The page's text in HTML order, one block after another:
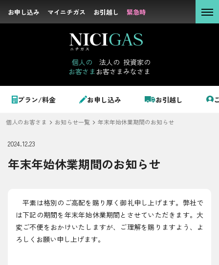
お申し込み マイニチガス お引越し 緊急時
個人の
お客さま
法人の
お客さま
投資家の
みなさま
プラン/料金 お申し込み お引越し
お申し込み マイニチガス お引越し 緊急時
個人のお客さま
でガ割のご案内
お申し込み一覧
お客さま
みなさま
企業情報
採用情報
個人のお客さま お知らせ一覧 年末年始休業期間のお知らせ
2024.12.23
年末年始休業期間のお知らせ
平素は格別のご高配を賜り厚く御礼申し上げます。弊社で
は下記の期間を年末年始休業期間とさせていただきます。大
変ご不便をおかけいたしますが、ご理解を賜りますよう、よ
ろしくお願い申し上げます。